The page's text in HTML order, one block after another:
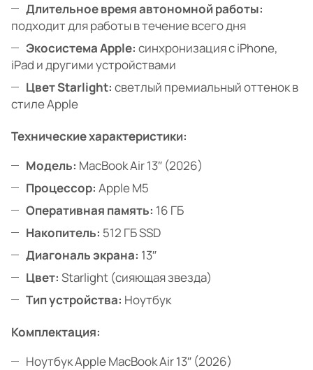
Длительное время автономной работы:
подходит для работы в течение всего дня
Экосистема Apple: синхронизация с iPhone,
iPad и другими устройствами
Цвет Starlight: светлый премиальный оттенок в
стиле Apple
Технические характеристики:
Модель: MacBook Air 13″ (2026)
Процессор: Apple M5
Оперативная память: 16 ГБ
Накопитель: 512 ГБ SSD
Диагональ экрана: 13″
Цвет: Starlight (сияющая звезда)
Тип устройства: Ноутбук
Комплектация:
Ноутбук Apple MacBook Air 13″ (2026)